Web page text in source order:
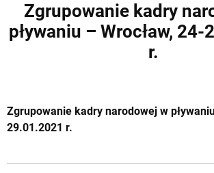
Zgrupowanie kadry
pływaniu – Wrocław, 24-
r.
Zgrupowanie kadry narodowej w
29.01.2021 r.